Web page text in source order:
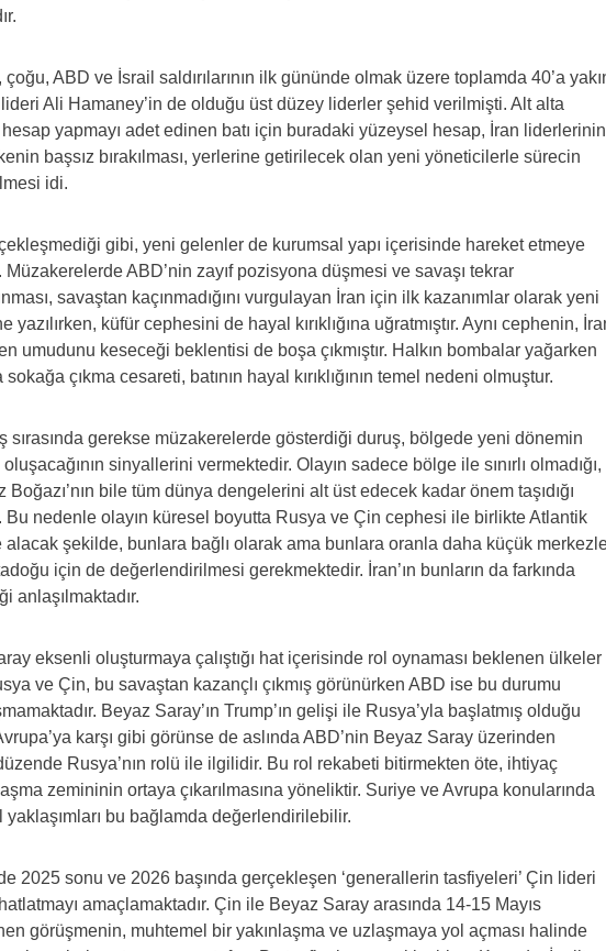
çoğu, ABD ve İsrail saldırılarının ilk gününde olmak üzere toplamda 40’a
Ali Hamaney’in de olduğu üst düzey liderler şehid verilmişti. Alt alta
hesap yapmayı adet edinen batı için buradaki yüzeysel hesap, İran liderlerinin
başsız bırakılması, yerlerine getirilecek olan yeni yöneticilerle sürecin
idi.
gibi, yeni gelenler de kurumsal yapı içerisinde hareket etmeye
ABD’nin zayıf pozisyona düşmesi ve savaşı tekrar
savaştan kaçınmadığını vurgulayan İran için ilk kazanımlar olarak yeni
küfür cephesini de hayal kırıklığına uğratmıştır. Aynı cephenin,
umudunu keseceği beklentisi de boşa çıkmıştır. Halkın bombalar yağarken
çıkma cesareti, batının hayal kırıklığının temel nedeni olmuştur.
sırasında gerekse müzakerelerde gösterdiği duruş, bölgede yeni dönemin
sinyallerini vermektedir. Olayın sadece bölge ile sınırlı olmadığı,
Boğazı’nın bile tüm dünya dengelerini alt üst edecek kadar önem taşıdığı
Bu nedenle olayın küresel boyutta Rusya ve Çin cephesi ile birlikte Atlantik
şekilde, bunlara bağlı olarak ama bunlara oranla daha küçük
için de değerlendirilmesi gerekmektedir. İran’ın bunların da farkında
anlaşılmaktadır.
eksenli oluşturmaya çalıştığı hat içerisinde rol oynaması beklenen ülkeler
ve Çin, bu savaştan kazançlı çıkmış görünürken ABD ise bu durumu
Beyaz Saray’ın Trump’ın gelişi ile Rusya’yla başlatmış olduğu
karşı gibi görünse de aslında ABD’nin Beyaz Saray üzerinden
Rusya’nın rolü ile ilgilidir. Bu rol rekabeti bitirmekten öte, ihtiyaç
zemininin ortaya çıkarılmasına yöneliktir. Suriye ve Avrupa konularında
bu bağlamda değerlendirilebilir.
2025 sonu ve 2026 başında gerçekleşen ‘generallerin tasfiyeleri’ Çin lideri
amaçlamaktadır. Çin ile Beyaz Saray arasında 14-15 Mayıs
görüşmenin, muhtemel bir yakınlaşma ve uzlaşmaya yol açması halinde